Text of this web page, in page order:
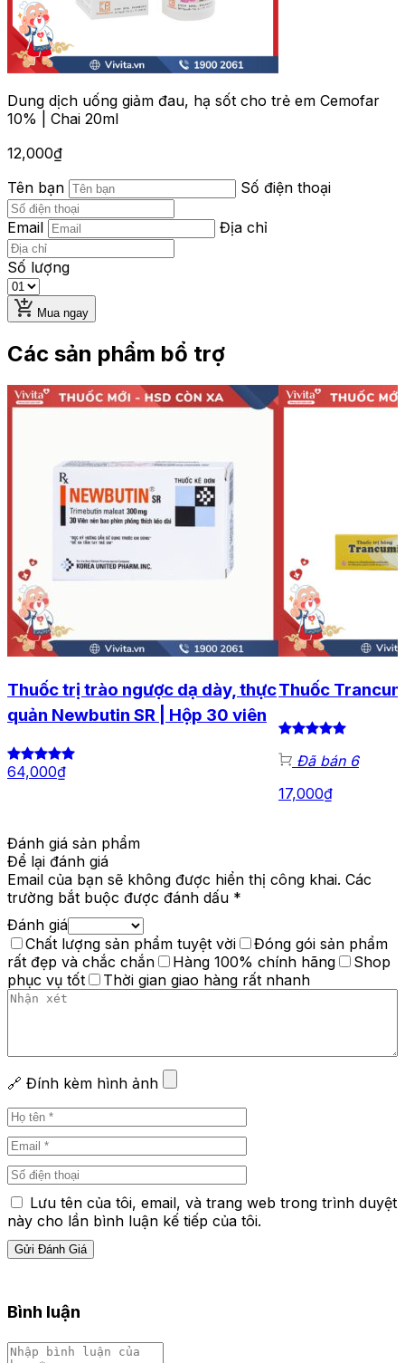
Dung dịch uống giảm đau, hạ sốt cho trẻ em Cemofar
10% | Chai 20ml
12,000₫
Tên bạn
Số điện thoại
Email Địa chỉ
Số lượng
Mua ngay
Các sản phẩm bổ trợ
Thuốc trị trào ngược dạ dày, thực
quản Newbutin SR | Hộp 30 viên
64,000₫
Thuốc
Đã bán 6
17,000₫
Đánh giá sản phẩm
Để lại đánh giá
Email của bạn sẽ không được hiển thị công khai. Các
trường bắt buộc được đánh dấu *
Đánh giá
Chất lượng sản phẩm tuyệt vời
Đóng gói sản phẩm
rất đẹp và chắc chắn
Hàng 100% chính hãng
Shop
phục vụ tốt
Thời gian giao hàng rất nhanh
🔗 Đính kèm hình ảnh
Lưu tên của tôi, email, và trang web trong trình duyệt
này cho lần bình luận kế tiếp của tôi.
Bình luận